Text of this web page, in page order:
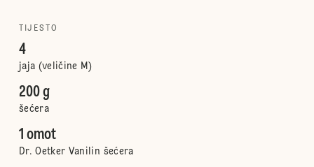
TIJESTO
4
jaja (veličine M)
200 g
šećera
1 omot
Dr. Oetker Vanilin šećera